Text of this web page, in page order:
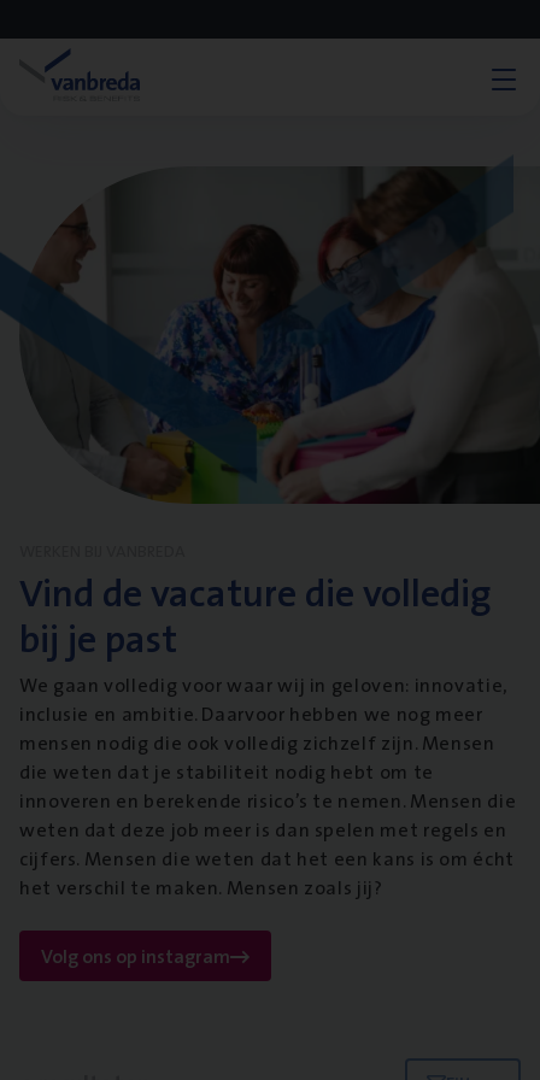
Vind de vacature die volledig
bij je past
We gaan volledig voor waar wij in geloven: innovatie,
inclusie en ambitie. Daarvoor hebben we nog meer
mensen nodig die ook volledig zichzelf zijn. Mensen
die weten dat je stabiliteit nodig hebt om te
innoveren en berekende risico’s te nemen. Mensen die
weten dat deze job meer is dan spelen met regels en
cijfers. Mensen die weten dat het een kans is om écht
het verschil te maken. Mensen zoals jij?
Volg ons op instagram